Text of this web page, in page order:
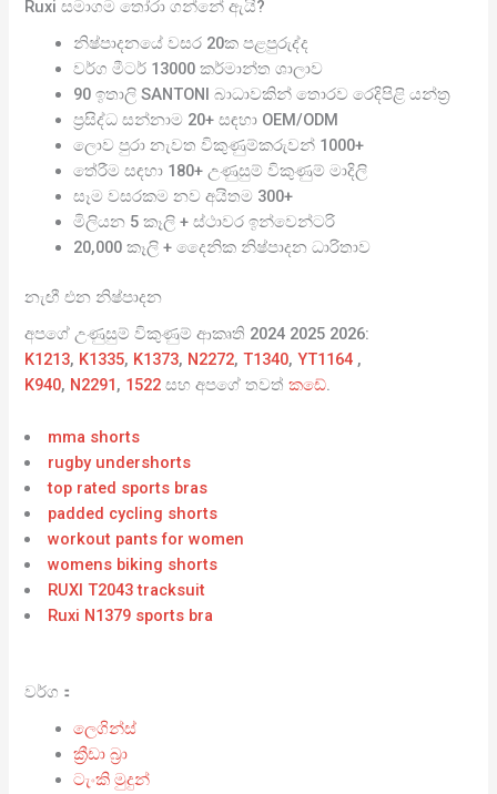
Ruxi සමාගම තෝරා ගන්නේ ඇයි?
නිෂ්පාදනයේ වසර 20ක පළපුරුද්ද
වර්ග මීටර් 13000 කර්මාන්ත ශාලාව
90 ඉතාලි SANTONI බාධාවකින් තොරව රෙදිපිළි යන්ත්‍ර
ප්‍රසිද්ධ සන්නාම 20+ සඳහා OEM/ODM
ලොව පුරා නැවත විකුණුම්කරුවන් 1000+
තේරීම සඳහා 180+ උණුසුම් විකුණුම් මාදිලි
සෑම වසරකම නව අයිතම 300+
මිලියන 5 කෑලි + ස්ථාවර ඉන්වෙන්ටරි
20,000 කෑලි + දෛනික නිෂ්පාදන ධාරිතාව
නැඟී එන නිෂ්පාදන
අපගේ උණුසුම් විකුණුම් ආකෘති 2024 2025 2026:
K1213, K1335, K1373, N2272,T1340,YT1164 ,
K940, N2291 , 1522සහ අපගේ තවත්කඩේ.
mma shorts
rugby undershorts
top rated sports bras
padded cycling shorts
workout pants for women
womens biking shorts
RUXI T2043 tracksuit
Ruxi N1379 sports bra
වර්ග：
ලෙගින්ස්
ක්‍රීඩා බ්‍රා
ටැංකි මුදුන්